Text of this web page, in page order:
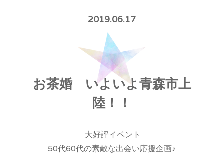
2019.06.17
お茶婚 いよいよ青森市上
陸！！
大好評イベント
50代60代の素敵な出会い応援企画♪